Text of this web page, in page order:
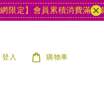
】會員累積消費滿15款遊
登入 購物車